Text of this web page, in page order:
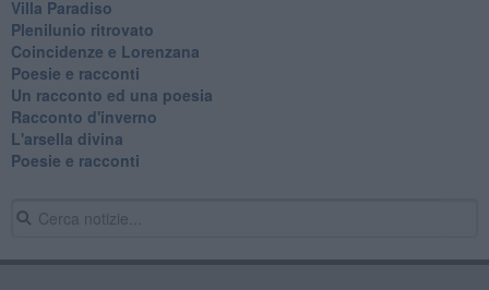
Villa Paradiso
Plenilunio ritrovato
Coincidenze e Lorenzana
Poesie e racconti
Un racconto ed una poesia
Racconto d'inverno
​L'arsella divina
Poesie e racconti